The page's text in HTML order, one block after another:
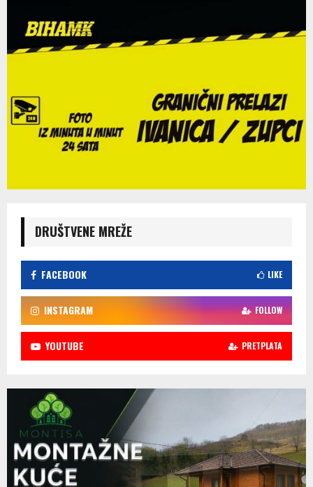
DRUŠTVENE MREŽE
FACEBOOK LIKE
INSTAGRAM FOLLOW
YOUTUBE PRETPLATA